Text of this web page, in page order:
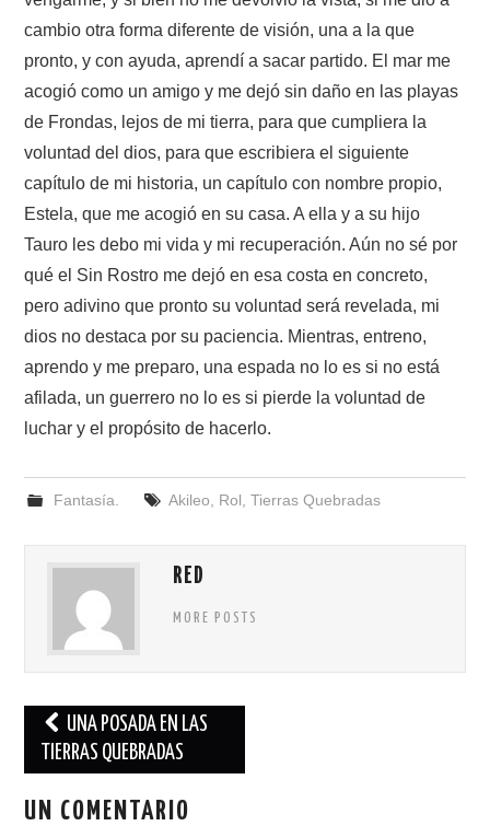
cambio otra forma diferente de visión, una a la que
pronto, y con ayuda, aprendí a sacar partido. El mar me
acogió como un amigo y me dejó sin daño en las playas
de Frondas, lejos de mi tierra, para que cumpliera la
voluntad del dios, para que escribiera el siguiente
capítulo de mi historia, un capítulo con nombre propio,
Estela, que me acogió en su casa. A ella y a su hijo
Tauro les debo mi vida y mi recuperación. Aún no sé por
qué el Sin Rostro me dejó en esa costa en concreto,
pero adivino que pronto su voluntad será revelada, mi
dios no destaca por su paciencia. Mientras, entreno,
aprendo y me preparo, una espada no lo es si no está
afilada, un guerrero no lo es si pierde la voluntad de
luchar y el propósito de hacerlo.
Fantasía. Akileo Rol Tierras Quebradas
RED
MORE POSTS
Navegación
de
UNA POSADA EN LAS
TIERRAS QUEBRADAS
UN COMENTARIO